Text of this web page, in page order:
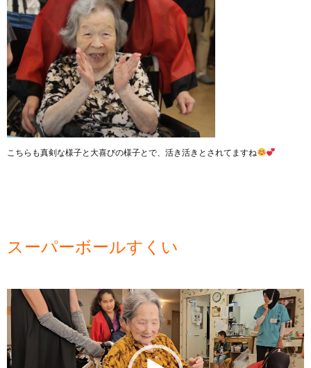
こちらも真剣な様子と大喜びの様子とで、活き活きとされてますね
スーパーボールすくい
動
画
プ
ー
ヤ
ー